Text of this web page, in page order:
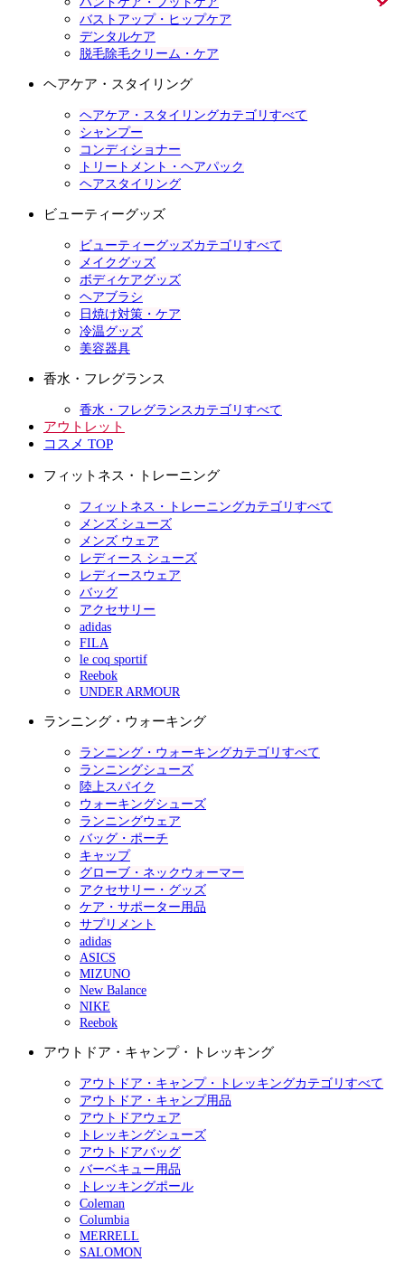
バストアップ・ヒップケア
デンタルケア
脱毛除毛クリーム・ケア
ヘアケア・スタイリング
ヘアケア・スタイリングカテゴリすべて
シャンプー
コンディショナー
トリートメント・ヘアパック
ヘアスタイリング
ビューティーグッズ
ビューティーグッズカテゴリすべて
メイクグッズ
ボディケアグッズ
ヘアブラシ
日焼け対策・ケア
冷温グッズ
美容器具
香水・フレグランス
香水・フレグランスカテゴリすべて
アウトレット
コスメ TOP
フィットネス・トレーニング
フィットネス・トレーニングカテゴリすべて
メンズ シューズ
メンズ ウェア
レディース シューズ
レディースウェア
バッグ
アクセサリー
adidas
FILA
le coq sportif
Reebok
UNDER ARMOUR
ランニング・ウォーキング
ランニング・ウォーキングカテゴリすべて
ランニングシューズ
陸上スパイク
ウォーキングシューズ
ランニングウェア
バッグ・ポーチ
キャップ
グローブ・ネックウォーマー
アクセサリー・グッズ
ケア・サポーター用品
サプリメント
adidas
ASICS
MIZUNO
New Balance
NIKE
Reebok
アウトドア・キャンプ・トレッキング
アウトドア・キャンプ・トレッキングカテゴリすべて
アウトドア・キャンプ用品
アウトドアウェア
トレッキングシューズ
アウトドアバッグ
バーベキュー用品
トレッキングポール
Coleman
Columbia
MERRELL
SALOMON